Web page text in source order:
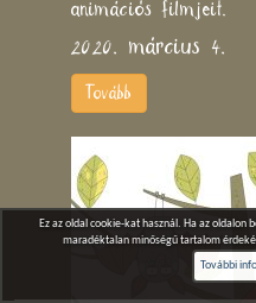
animációs filmjeit.
2020. március 4.
Tovább
Ez az oldal cookie-kat használ. Ha az
maradéktalan minőségű tartalom
További